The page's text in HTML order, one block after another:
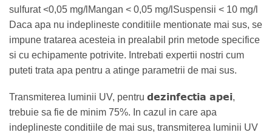
sulfurat <0,05 mg/lMangan < 0,05 mg/lSuspensii < 10 mg/l
Daca apa nu indeplineste conditiile mentionate mai sus, se
impune tratarea acesteia in prealabil prin metode specifice
si cu echipamente potrivite. Intrebati expertii nostri cum
puteti trata apa pentru a atinge parametrii de mai sus.
Transmiterea luminii UV, pentru dezinfectia apei,
trebuie sa fie de minim 75%. In cazul in care apa
indeplineste conditiile de mai sus, transmiterea luminii UV